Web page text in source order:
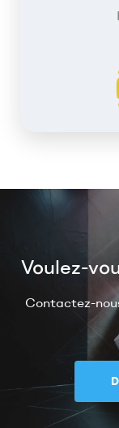
Voulez-
Contactez-